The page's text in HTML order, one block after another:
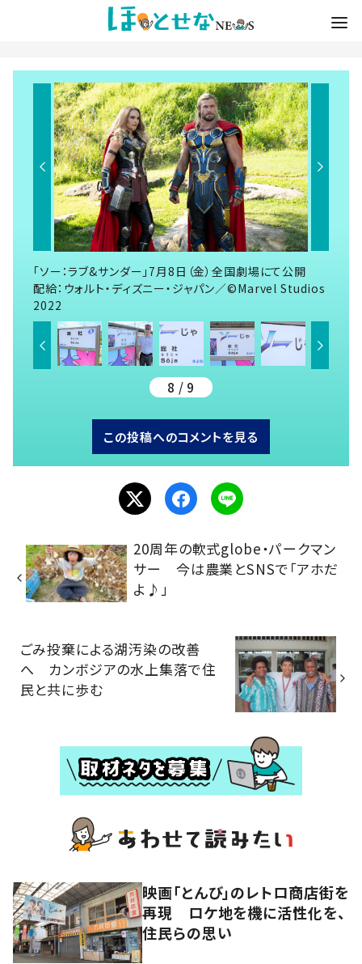
「ソー：ラブ&サンダー」7月8日（金）全国劇場にて公開
配給：ウォルト・ディズニー・ジャパン／©Marvel Studios
2022
8 / 9
この投稿へのコメントを見る
20周年の軟式globe・パークマン
サー 今は農業とSNSで「アホだ
よ♪」
ごみ投棄による湖汚染の改善
へ カンボジアの水上集落で住
民と共に歩む
映画「とんび」のレトロ商店街を
再現 ロケ地を機に活性化を、
住民らの思い